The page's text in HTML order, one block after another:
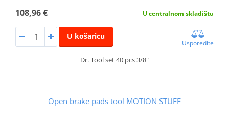
108,96 € U centralnom skladištu
U košaricu
Usporedite
Dr. Tool set 40 pcs 3/8"
Open brake pads tool MOTION STUFF